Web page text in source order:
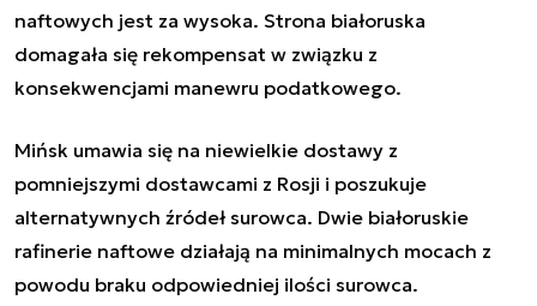
naftowych jest za wysoka. Strona białoruska
domagała się rekompensat w związku z
konsekwencjami manewru podatkowego.
Mińsk umawia się na niewielkie dostawy z
pomniejszymi dostawcami z Rosji i poszukuje
alternatywnych źródeł surowca. Dwie białoruskie
rafinerie naftowe działają na minimalnych mocach z
powodu braku odpowiedniej ilości surowca.